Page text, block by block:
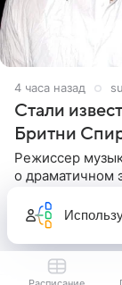
4 часа назад
Стали
Бритни
Режиссер
о драматичном
сообщение о
словам